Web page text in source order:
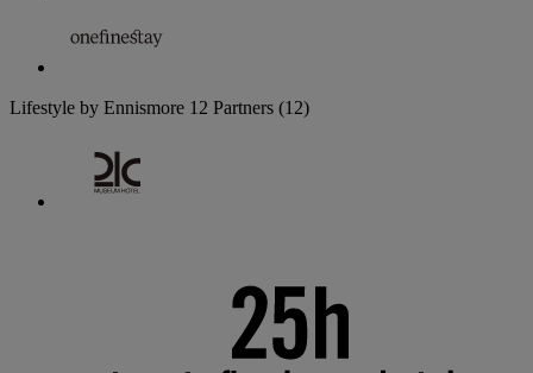
Lifestyle by Ennismore 12 Partners (12)